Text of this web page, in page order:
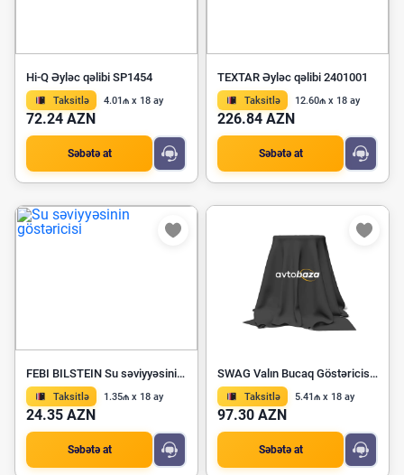
Hi-Q Əyləc qəlibi SP1454
Taksitlə 4.01₼ x 18 ay
72.24 AZN
Səbətə at
TEXTAR Əyləc qəlibi 2401001
Taksitlə 12.60₼ x 18 ay
226.84 AZN
Səbətə at
FEBI BILSTEIN Su səviyyəsinin göstəricisi 28489
Taksitlə 1.35₼ x 18 ay
24.35 AZN
Səbətə at
SWAG Valın Bucaq Göstəricisi 89 10 6795
Taksitlə 5.41₼ x 18 ay
97.30 AZN
Səbətə at